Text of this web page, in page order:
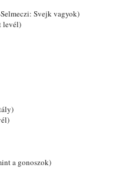
Svejk vagyok)
levél)
a gonoszok)